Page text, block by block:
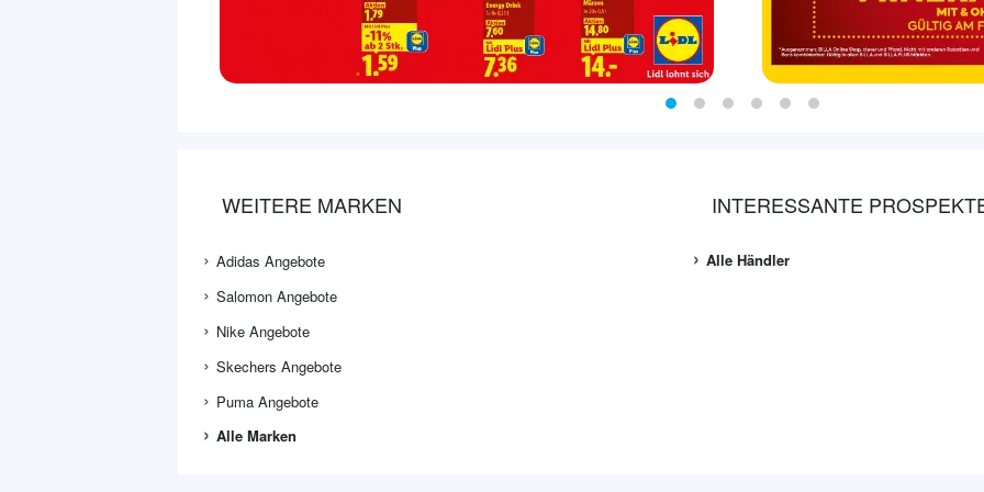
WEITERE MARKEN
Adidas Angebote
Salomon Angebote
Nike Angebote
Skechers Angebote
Puma Angebote
Alle Marken
INTERESSANTE
Alle Händler